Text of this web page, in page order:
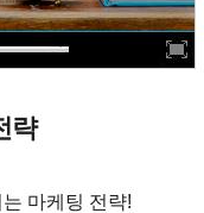
략
마케팅 전략!